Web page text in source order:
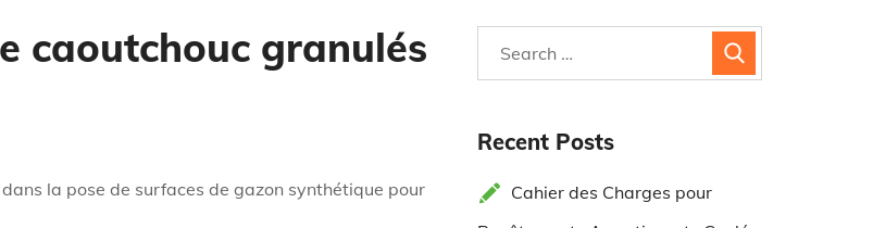
caoutchouc granulés
la pose de surfaces de gazon synthétique pour
Recent Posts
Cahier des Charges pour